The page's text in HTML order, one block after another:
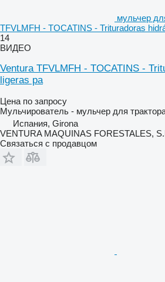
мульчер
TFVLMFH - TOCATINS - Trituradoras
14
ВИДЕО
Ventura TFVLMFH - TOCATINS -
ligeras pa
Цена по запросу
Мульчирователь - мульчер для
Испания, Girona
VENTURA MAQUINAS FORESTALES,
Связаться с продавцом